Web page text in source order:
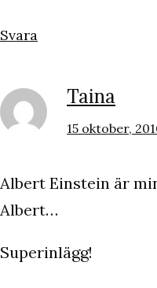
Svara
Taina
15 oktober,
Albert Einstein är
Albert…
Superinlägg!